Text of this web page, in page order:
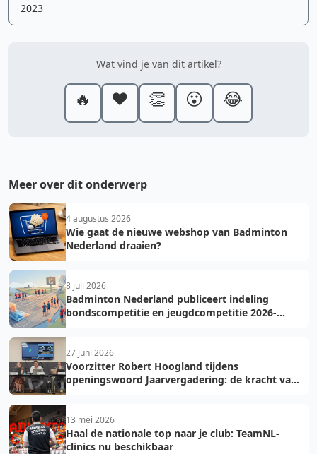
2023
Wat vind je van dit artikel?
🔥 ❤️ 👏 😮 😂
Meer over dit onderwerp
4 augustus 2026
Wie gaat de nieuwe webshop van Badminton
Nederland draaien?
8 juli 2026
Badminton Nederland publiceert indeling
bondscompetitie en jeugdcompetitie 2026-
27 juni 2026
Voorzitter Robert Hoogland tijdens
openingswoord Jaarvergadering: de kracht van
13 mei 2026
Haal de nationale top naar je club: TeamNL-
clinics nu beschikbaar